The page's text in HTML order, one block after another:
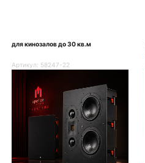
для кинозалов до 30 кв.м
Артикул: 58247-22